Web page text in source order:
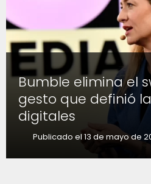
Bumble elimina el
gesto que definió
digitales
Publicado el 13 de mayo de